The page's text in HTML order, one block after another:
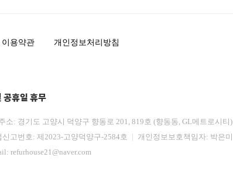
용약관 개인정보처리방침
공휴일 휴무
소: 경기도 고양시 덕양구 향동로 201, 819호 (향동동, GL메트로시티)
신고번호: 제2023-고양덕양구-2584호 개인정보보호책임자: 박은미
refurhouse21@naver.com